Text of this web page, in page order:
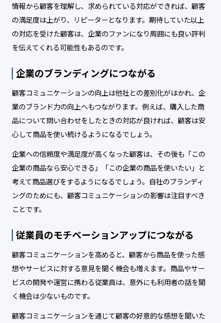
情報から顧客を理解し、求められている対応ができれば、顧客
の満足度は上がり、リピーターとなります。期待していた以上
の対応を受けた顧客は、企業のファンになり周囲にも良い評判
を伝えてくれる可能性もあるのです。
企業のブランディングにつながる
顧客コミュニケーションの向上は他社との差別化がはかれ、企
業のブランド力の向上へもつながります。例えば、購入した商
品について問い合わせをしたときの対応が良ければ、顧客は安
心して商品を使い続けるようになるでしょう。
企業への信頼度や満足度が高くなった顧客は、その後も「この
企業の商品なら安心できる」「この企業の商品を使いたい」と
考えて商品選びをするようになるでしょう。自社のブランディ
ングのためにも、顧客コミュニケーションの影響は注目すべき
ことです。
従業員のモチベーションアップにつながる
顧客コミュニケーションを高めると、顧客から商品を使った感
想やサービスに対する意見を聞く機会も増えます。商品やサー
ビスの開発や運営に携わる従業員は、意外にも利用者の話を聞
く機会は少ないものです。
顧客コミュニケーションを通じて顧客の好意的な感想を聞いた